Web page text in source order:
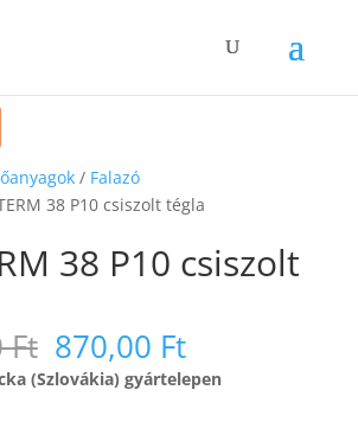
/ Falazó
38 P10 csiszolt tégla
38 P10 csiszolt
Ft Eredeti
ára:
1.780,00 Ft.
870,00 FtJelenlegi
ára:
870,00 Ft.
(Szlovákia) gyártelepen